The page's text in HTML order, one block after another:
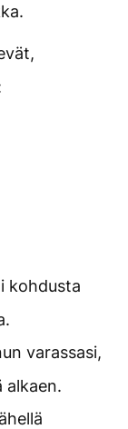
kohdusta
varassasi,
alkaen.